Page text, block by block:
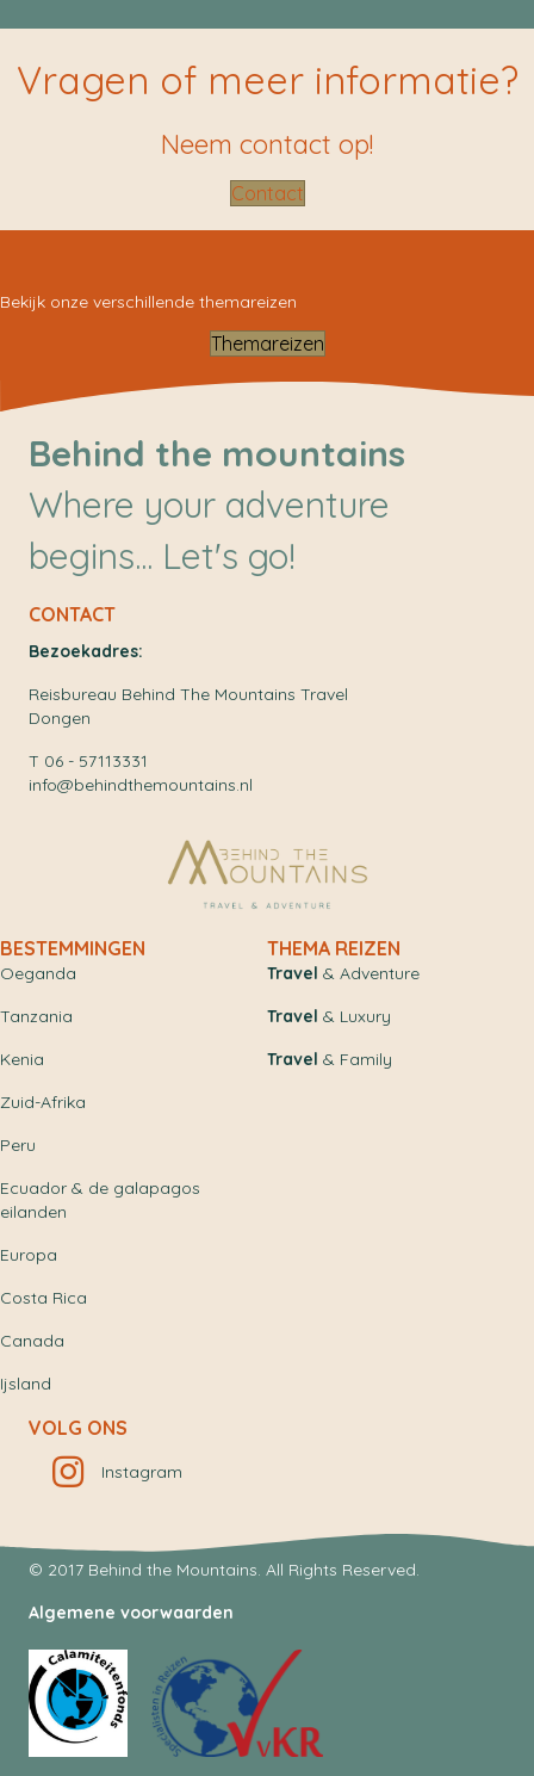
Vragen of meer informatie?
Neem contact op!
Contact
Bekijk onze verschillende themareizen
Themareizen
Behind the mountains
Where your adventure
begins... Let's go!
CONTACT
Bezoekadres:
Reisbureau Behind The Mountains Travel
Dongen
T 06 - 57113331
info@behindthemountains.nl
BESTEMMINGEN
Oeganda
Tanzania
Kenia
Zuid-Afrika
Peru
Ecuador & de galapagos
eilanden
Europa
Costa Rica
Canada
Ijsland
THEMA REIZEN
Travel & Adventure
Travel & Luxury
Travel & Family
VOLG ONS
Instagram
© 2017 Behind the Mountains. All Rights Reserved.
Algemene voorwaarden